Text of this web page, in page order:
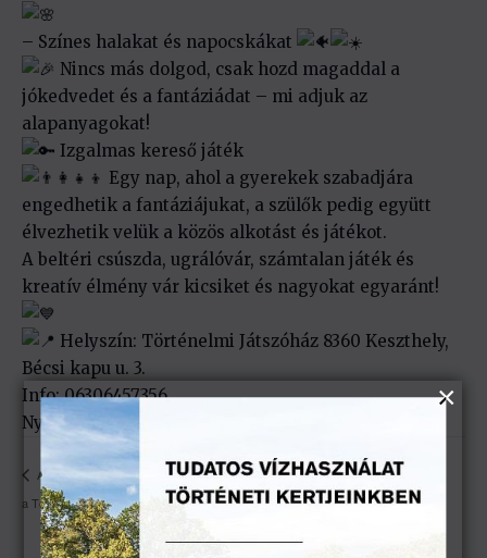
– Színes halakat és napocskákat
Nincs más dolgod, csak hozd magaddal a
jókedvedet és a fantáziádat – mi adjuk az
alapanyagokat!
Izgalmas kereső játék
Egy nap, ahol a gyerekek szabadjára
engedhetik a fantáziájukat, a szülők pedig együtt
élvezhetik velük a közös alkotást és játékot.
A beltéri csúszda, ugrálóvár, számtalan játék és
kreatív élmény vár kicsiket és nagyokat egyaránt!
Helyszín: Történelmi Játszóház 8360 Keszthely,
Bécsi kapu u. 3.
Info: 06306457356
Nyitva tartás: hétfő-vasárnap 10:00-18:00
Alkoss eredetit! – pólónyomás és festéknapok
a Történelmi Játszóházban!
Áció, káció, vakációóó a
Történelmi Játszóházban